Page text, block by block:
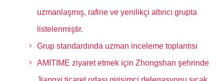
uzmanlaşmış, rafine ve yenilikçi altıncı grupta
listelenmiştir.
Grup standardında uzman inceleme toplantısı
AMITIME ziyaret etmek için Zhongshan şehrinde